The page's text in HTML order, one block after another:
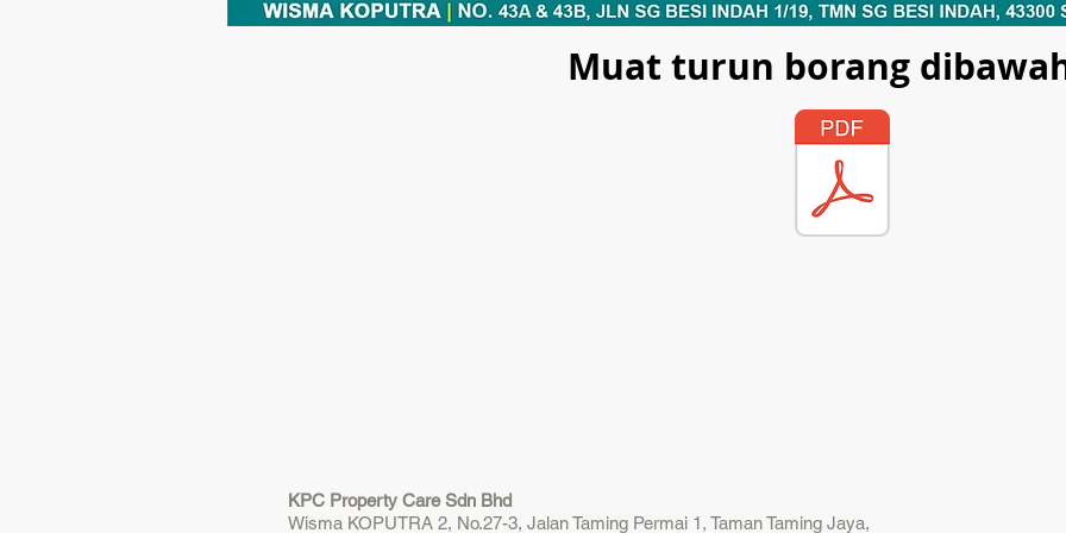
Muat turun borang
KPC Property Care Sdn Bhd
Wisma KOPUTRA 2, No.27-3, Jalan Taming Permai 1, Taman Taming Jaya,